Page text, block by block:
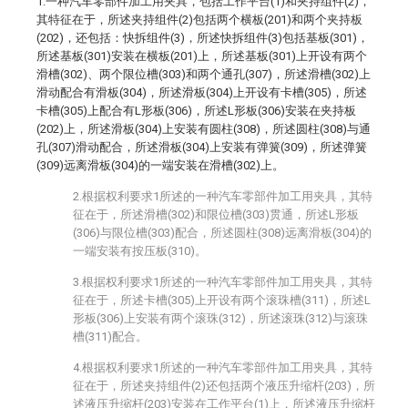
其特征在于，所述夹持组件(2)包括两个横板(201)和两个夹持板
(202)，还包括：快拆组件(3)，所述快拆组件(3)包括基板(301)，
所述基板(301)安装在横板(201)上，所述基板(301)上开设有两个
滑槽(302)、两个限位槽(303)和两个通孔(307)，所述滑槽(302)上
滑动配合有滑板(304)，所述滑板(304)上开设有卡槽(305)，所述
卡槽(305)上配合有L形板(306)，所述L形板(306)安装在夹持板
(202)上，所述滑板(304)上安装有圆柱(308)，所述圆柱(308)与通
孔(307)滑动配合，所述滑板(304)上安装有弹簧(309)，所述弹簧
(309)远离滑板(304)的一端安装在滑槽(302)上。
2.根据权利要求1所述的一种汽车零部件加工用夹具，其特
征在于，所述滑槽(302)和限位槽(303)贯通，所述L形板
(306)与限位槽(303)配合，所述圆柱(308)远离滑板(304)的
一端安装有按压板(310)。
3.根据权利要求1所述的一种汽车零部件加工用夹具，其特
征在于，所述卡槽(305)上开设有两个滚珠槽(311)，所述L
形板(306)上安装有两个滚珠(312)，所述滚珠(312)与滚珠
槽(311)配合。
4.根据权利要求1所述的一种汽车零部件加工用夹具，其特
征在于，所述夹持组件(2)还包括两个液压升缩杆(203)，所
述液压升缩杆(203)安装在工作平台(1)上，所述液压升缩杆